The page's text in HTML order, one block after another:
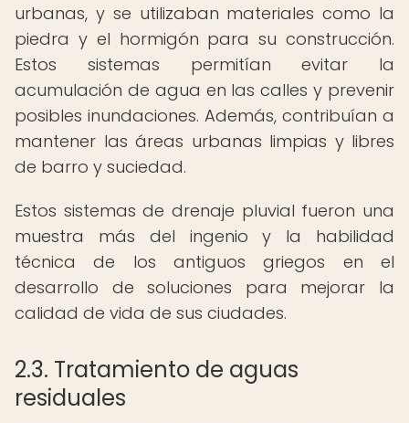
urbanas, y se utilizaban materiales como la
piedra y el hormigón para su construcción.
Estos sistemas permitían evitar la
acumulación de agua en las calles y prevenir
posibles inundaciones. Además, contribuían a
mantener las áreas urbanas limpias y libres
de barro y suciedad.
Estos sistemas de drenaje pluvial fueron una
muestra más del ingenio y la habilidad
técnica de los antiguos griegos en el
desarrollo de soluciones para mejorar la
calidad de vida de sus ciudades.
2.3. Tratamiento de aguas
residuales